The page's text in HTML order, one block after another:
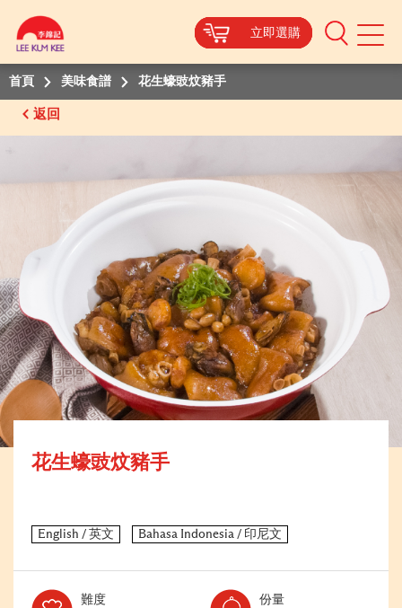
立即選購
Mobile
立即選購
立即選購
立即選購
首頁 美味食譜 花生蠔豉炆豬手
返回
花生蠔豉炆豬手
難度Level:
份量Serves: